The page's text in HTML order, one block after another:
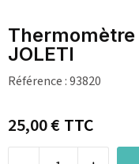
Thermomètre
JOLETI
Référence :93820
25,00 €TTC